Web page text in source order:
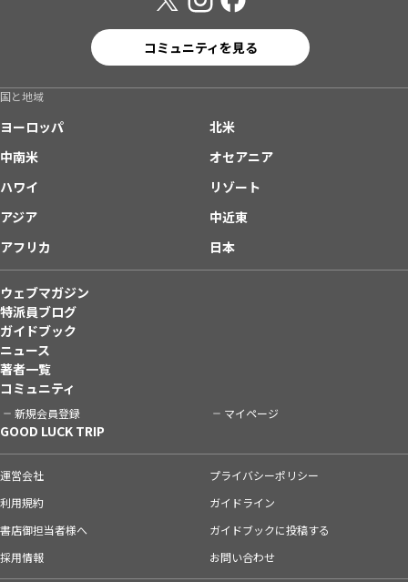
コミュニティを見る
国と地域
ヨーロッパ
北米
中南米
オセアニア
ハワイ
リゾート
アジア
中近東
アフリカ
日本
ウェブマガジン
特派員ブログ
ガイドブック
ニュース
著者一覧
コミュニティ
新規会員登録 マイページ
GOOD LUCK TRIP
運営会社
プライバシーポリシー
利用規約
ガイドライン
書店御担当者様へ
ガイドブックに投稿する
採用情報
お問い合わせ